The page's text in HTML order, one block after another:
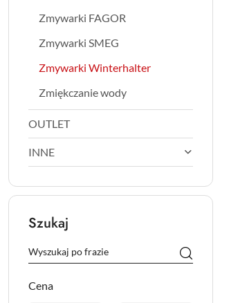
Zmywarki FAGOR
Zmywarki SMEG
Zmywarki Winterhalter
Zmiękczanie wody
OUTLET
INNE
Szukaj
Cena